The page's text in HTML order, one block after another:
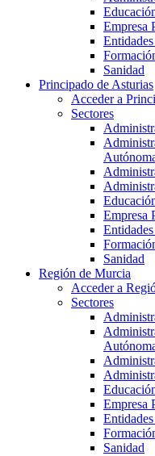
Empresa
Sanidad
Principado de Asturias
Acceder a
Sectores
Empresa
Sanidad
Región de Murcia
Acceder a
Sectores
Empresa
Sanidad